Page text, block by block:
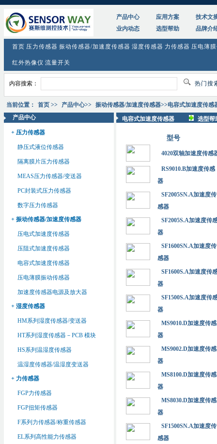
产品中心 应用方案
技术文
业内动态
选型帮助 品牌介
首页 压力传感器 振动传感器/加速度传感器 湿度传感器 力传感器 压电薄
红外热像仪 流量开关
内容搜索： 热门搜
当前位置： 首页 >> 产品中心>> 振动传感器/加速度传感器>>电容式加速度传感
产品中心
+ 压力传感器
静压式液位传感器
隔离膜片压力传感器
MEAS压力传感器/变送器
PC封装式压力传感器
数字压力传感器
+ 振动传感器/加速度传感器
压电式加速度传感器
压阻式加速度传感器
电容式加速度传感器
压电薄膜振动传感器
加速度传感器电源及放大器
+ 湿度传感器
HM系列湿度传感器/变送器
HT系列湿度传感器－PCB 模块
HS系列温湿度传感器
温湿度传感器/温湿度变送器
+ 力传感器
FGP力传感器
FGP扭矩传感器
F系列力传感器/称重传感器
EL系列高性能力传感器
电容式加速度传感器 选型帮
型号
4020双轴加速度传感
RS9010.B加速度传感
器
SF2005SN.A加速度传
感器
SF2005S.A加速度传
器
SF1600SN.A加速度传
感器
SF1600S.A加速度传
器
SF1500S.A加速度传
器
MS9010.D加速度传感
器
MS9002.D加速度传感
器
MS8100.D加速度传感
器
MS8030.D加速度传感
器
SF1500SN.A加速度传
感器